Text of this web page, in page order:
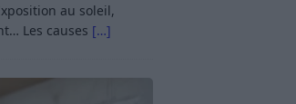
au soleil,
Les causes […]